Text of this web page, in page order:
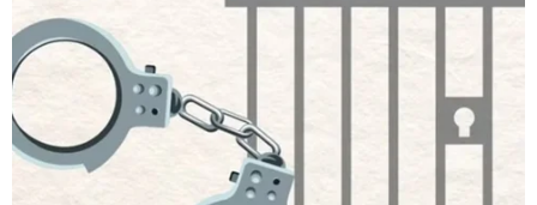
Phó Tổng Biên tập: NGUYỄN THỊ TÁM, KHÚC THANH
THỦY
Sở hữu trí tuệ
RSS
Hỗ trợ